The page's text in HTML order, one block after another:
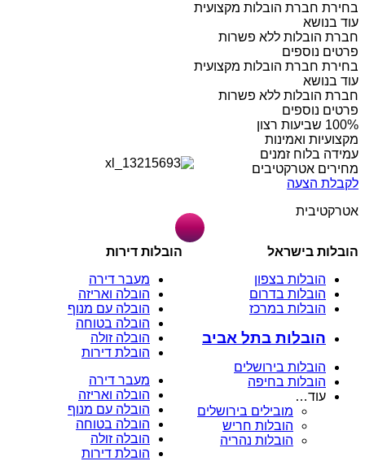
בחירת חברת הובלות מקצועית
עוד בנושא
חברת הובלות ללא פשרות
פרטים נוספים
בחירת חברת הובלות מקצועית
עוד בנושא
חברת הובלות ללא פשרות
פרטים נוספים
מקצועיות ואמינות
עמידה בלוח זמנים
מחירים אטרקטיבים
לקבלת הצעה
אטרקטיבית
הובלות בישראל
הובלות בצפון
הובלות בדרום
הובלות במרכז
הובלות בתל אביב
הובלות בירושלים
הובלות בחיפה
עוד…
מובילים בירושלים
הובלות חריש
הובלות נהריה
הובלות דירות
מעבר דירה
הובלה ואריזה
הובלה עם מנוף
הובלה בטוחה
הובלה זולה
הובלת דירות
מעבר דירה
הובלה ואריזה
הובלה עם מנוף
הובלה בטוחה
הובלה זולה
הובלת דירות